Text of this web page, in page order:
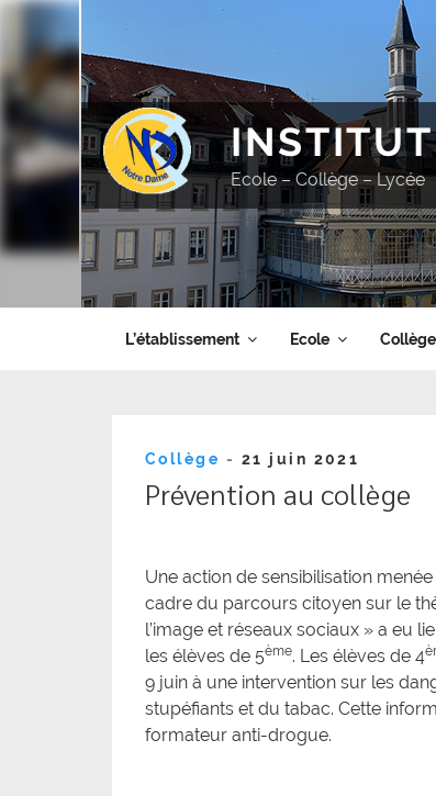
Aller
contenu
principal
Ecole – Collège – Lycée
L’établissement Ecole
Collège - Publié
21 juin 2021
Prévention au collège
Une action de sensibilisation
cadre du parcours citoyen sur le
l’image et réseaux sociaux » a eu
les élèves de 5ème. Les élèves de 4
9 juin à une intervention sur les
stupéfiants et du tabac. Cette
formateur anti-drogue.